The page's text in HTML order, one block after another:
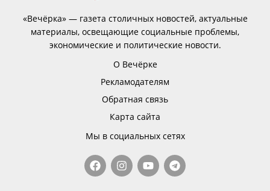
«Вечёрка» — газета столичных новостей, актуальные
материалы, освещающие социальные проблемы,
экономические и политические новости.
О Вечёрке
Рекламодателям
Обратная связь
Карта сайта
Мы в социальных сетях